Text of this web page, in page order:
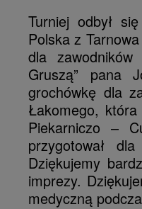
Turniej odbył
Polska z
dla
Gruszą” pana
grochówkę dla
Łakomego, która
Piekarniczo –
przygotował
Dziękujemy
imprezy.
medyczną